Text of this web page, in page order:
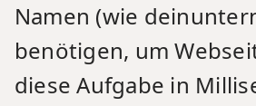
Namen (wie
benötigen, um
diese Aufgabe in